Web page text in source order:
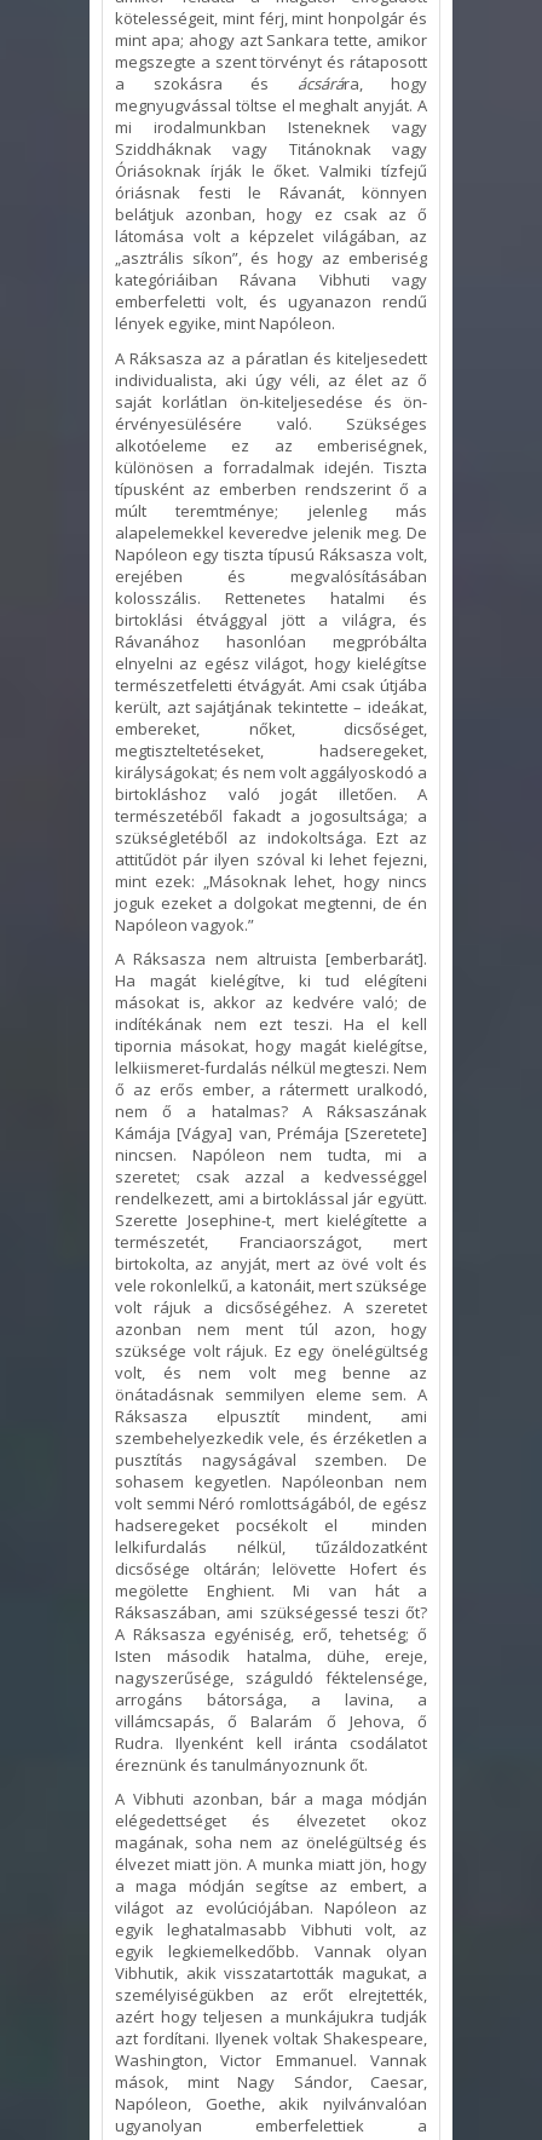
kötelességeit, mint férj, mint honpolgár és
mint apa; ahogy azt Sankara tette, amikor
megszegte a szent törvényt és rátaposott
a szokásra és ácsárára, hogy
megnyugvással töltse el meghalt anyját. A
mi irodalmunkban Isteneknek vagy
Sziddháknak vagy Titánoknak vagy
Óriásoknak írják le őket. Valmiki tízfejű
óriásnak festi le Rávanát, könnyen
belátjuk azonban, hogy ez csak az ő
látomása volt a képzelet világában, az
„asztrális síkon”, és hogy az emberiség
kategóriáiban Rávana Vibhuti vagy
emberfeletti volt, és ugyanazon rendű
lények egyike, mint Napóleon.
A Ráksasza az a páratlan és kiteljesedett
individualista, aki úgy véli, az élet az ő
saját korlátlan ön-kiteljesedése és ön-
érvényesülésére való. Szükséges
alkotóeleme ez az emberiségnek,
különösen a forradalmak idején. Tiszta
típusként az emberben rendszerint ő a
múlt teremtménye; jelenleg más
alapelemekkel keveredve jelenik meg. De
Napóleon egy tiszta típusú Ráksasza volt,
erejében és megvalósításában
kolosszális. Rettenetes hatalmi és
birtoklási étvággyal jött a világra, és
Rávanához hasonlóan megpróbálta
elnyelni az egész világot, hogy kielégítse
természetfeletti étvágyát. Ami csak útjába
került, azt sajátjának tekintette – ideákat,
embereket, nőket, dicsőséget,
megtiszteltetéseket, hadseregeket,
királyságokat; és nem volt aggályoskodó a
birtokláshoz való jogát illetően. A
természetéből fakadt a jogosultsága; a
szükségletéből az indokoltsága. Ezt az
attitűdöt pár ilyen szóval ki lehet fejezni,
mint ezek: „Másoknak lehet, hogy nincs
joguk ezeket a dolgokat megtenni, de én
Napóleon vagyok.”
A Ráksasza nem altruista [emberbarát].
Ha magát kielégítve, ki tud elégíteni
másokat is, akkor az kedvére való; de
indítékának nem ezt teszi. Ha el kell
tipornia másokat, hogy magát kielégítse,
lelkiismeret-furdalás nélkül megteszi. Nem
ő az erős ember, a rátermett uralkodó,
nem ő a hatalmas? A Ráksaszának
Kámája [Vágya] van, Prémája [Szeretete]
nincsen. Napóleon nem tudta, mi a
szeretet; csak azzal a kedvességgel
rendelkezett, ami a birtoklással jár együtt.
Szerette Josephine-t, mert kielégítette a
természetét, Franciaországot, mert
birtokolta, az anyját, mert az övé volt és
vele rokonlelkű, a katonáit, mert szüksége
volt rájuk a dicsőségéhez. A szeretet
azonban nem ment túl azon, hogy
szüksége volt rájuk. Ez egy önelégültség
volt, és nem volt meg benne az
önátadásnak semmilyen eleme sem. A
Ráksasza elpusztít mindent, ami
szembehelyezkedik vele, és érzéketlen a
pusztítás nagyságával szemben. De
sohasem kegyetlen. Napóleonban nem
volt semmi Néró romlottságából, de egész
hadseregeket pocsékolt el minden
lelkifurdalás nélkül, tűzáldozatként
dicsősége oltárán; lelövette Hofert és
megölette Enghient. Mi van hát a
Ráksaszában, ami szükségessé teszi őt?
A Ráksasza egyéniség, erő, tehetség; ő
Isten második hatalma, dühe, ereje,
nagyszerűsége, száguldó féktelensége,
arrogáns bátorsága, a lavina, a
villámcsapás, ő Balarám ő Jehova, ő
Rudra. Ilyenként kell iránta csodálatot
éreznünk és tanulmányoznunk őt.
A Vibhuti azonban, bár a maga módján
elégedettséget és élvezetet okoz
magának, soha nem az önelégültség és
élvezet miatt jön. A munka miatt jön, hogy
a maga módján segítse az embert, a
világot az evolúciójában. Napóleon az
egyik leghatalmasabb Vibhuti volt, az
egyik legkiemelkedőbb. Vannak olyan
Vibhutik, akik visszatartották magukat, a
személyiségükben az erőt elrejtették,
azért hogy teljesen a munkájukra tudják
azt fordítani. Ilyenek voltak Shakespeare,
Washington, Victor Emmanuel. Vannak
mások, mint Nagy Sándor, Caesar,
Napóleon, Goethe, akik nyilvánvalóan
ugyanolyan emberfelettiek a